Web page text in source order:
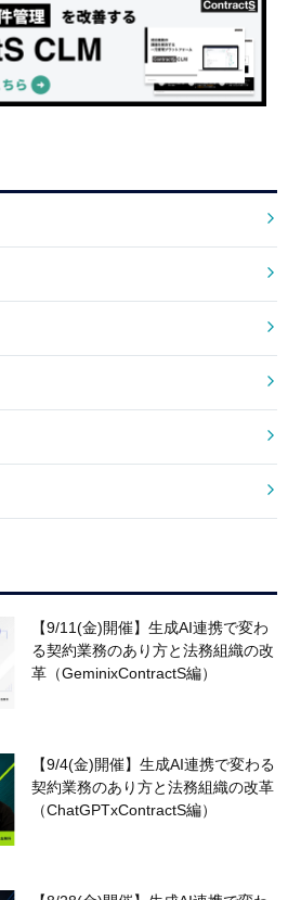
【9/11(金)開催】生成AI連携で変わ
る契約業務のあり方と法務組織の改
革（GeminixContractS編）
【9/4(金)開催】生成AI連携で変わる
契約業務のあり方と法務組織の改革
（ChatGPTxContractS編）